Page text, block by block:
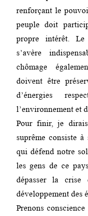
renforçant le
peuple doit
propre intérêt. Le
s’avère
chômage
doivent être
d’énergies
l’environnement et
Pour finir, je
suprême consiste
qui défend notre
les gens de ce
dépasser la crise
développement des
Prenons